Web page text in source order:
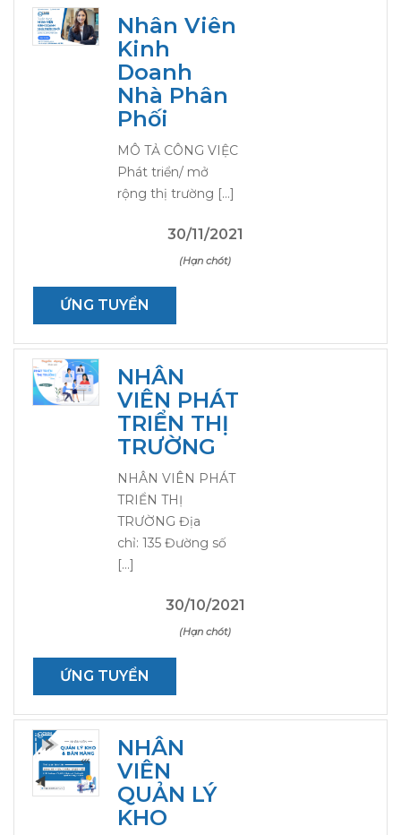
Nhân Viên
Kinh
Doanh
Nhà Phân
Phối
MÔ TẢ CÔNG VIỆC
Phát triển/ mở
rộng thị trường […]
30/11/2021
(Hạn chót)
ỨNG TUYỂN
NHÂN
VIÊN PHÁT
TRIỂN THỊ
TRƯỜNG
NHÂN VIÊN PHÁT
TRIỂN THỊ
TRƯỜNG Địa
chỉ: 135 Đường số
[…]
30/10/2021
(Hạn chót)
ỨNG TUYỂN
NHÂN
VIÊN
QUẢN LÝ
KHO